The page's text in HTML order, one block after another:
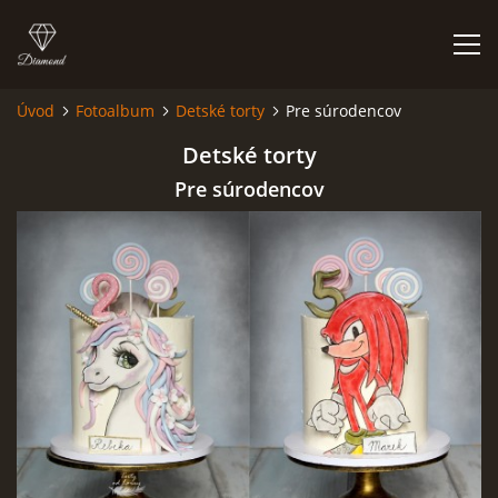
NIEČO O MNE A MOJEJ ZÁĽUBE
FÓRUM - PORADŇA
DOBRÉ RADY NIELEN PRE ZAČIATOČNÍKOV
NAJČASTEJŠIE OTÁZKY
FOTOALBUM
Úvod Fotoalbum Detské torty Pre súrodencov
Detské torty
Pre súrodencov